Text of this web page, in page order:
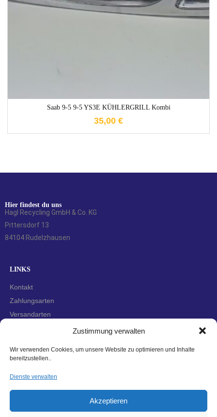
Zustimmung verwalten
Wir verwenden Cookies, um unsere Website zu optimieren und Inhalte
bereitzustellen..
Dienste verwalten
Akzeptieren
Saab 9-5 9-5 YS3E KÜHLERGRILL Kombi
35,00 €
1-3 Werktage
Hier findest du uns
Hagl Recycling GmbH & Co. KG
Pittersdorf 13
84104 Rudelzhausen
LINKS
Kontakt
Zahlungsarten
Versandarten
Datenschutzerklärung
Cookie-Richtlinie (EU)